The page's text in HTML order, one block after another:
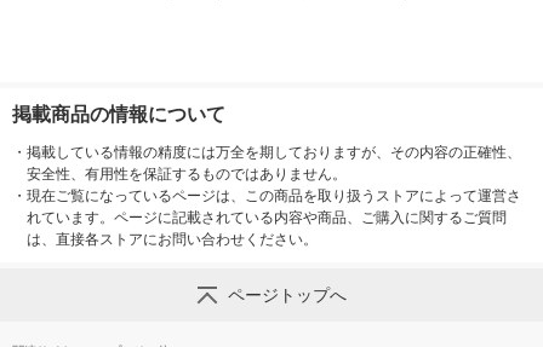
掲載商品の情報について
・ 掲載している情報の精度には万全を期しておりますが、その内容の正確性、
安全性、有用性を保証するものではありません。
・ 現在ご覧になっているページは、この商品を取り扱うストアによって運営さ
れています。ページに記載されている内容や商品、ご購入に関するご質問
は、直接各ストアにお問い合わせください。
ページトップへ